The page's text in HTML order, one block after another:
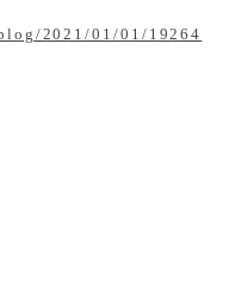
2021/01/01/19264